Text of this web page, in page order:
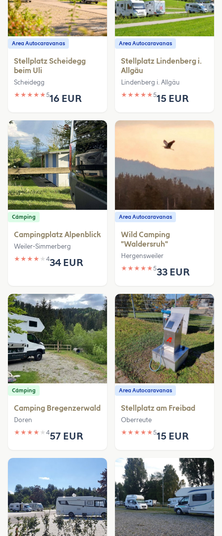
Area Autocaravanas
Stellplatz Scheidegg
beim Uli
Scheidegg
★ ★ ★ ★ ★516 EUR
Area Autocaravanas
Stellplatz Lindenberg i.
Allgäu
Lindenberg i. Allgäu
★ ★ ★ ★ ★515 EUR
Cámping
Campingplatz Alpenblick
Weiler-Simmerberg
★ ★ ★ ★ ★ 434 EUR
Area Autocaravanas
Wild Camping
"Waldersruh"
Hergensweiler
★ ★ ★ ★ ★533 EUR
Cámping
Camping Bregenzerwald
Doren
★ ★ ★ ★ ★ 457 EUR
Area Autocaravanas
Stellplatz am Freibad
Oberreute
★ ★ ★ ★ ★515 EUR